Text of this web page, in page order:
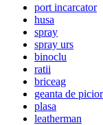
port incarcator
husa
spray
spray urs
binoclu
ratii
briceag
geanta de picior
plasa
leatherman